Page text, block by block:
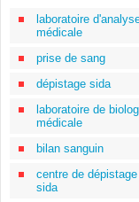
laboratoire
médicale
prise de sang
dépistage sida
laboratoire de
médicale
bilan sanguin
centre de
sida